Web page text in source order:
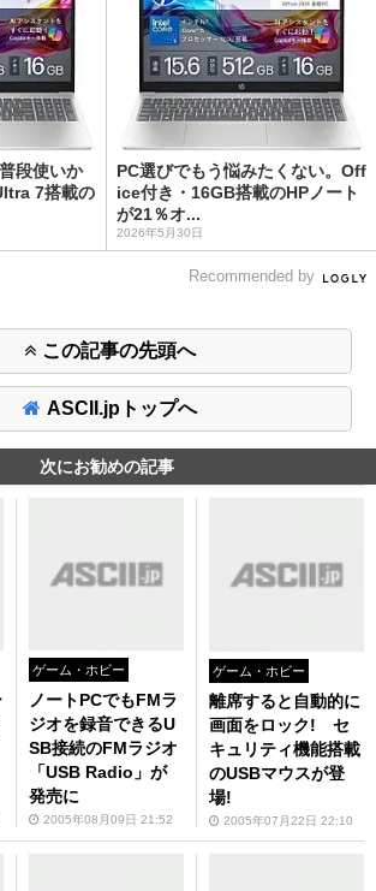
段使いか
7搭載の
PC選びでもう悩みたくない。Off
ice付き・16GB搭載のHPノート
が21％オ...
2026年5月30日
Recommended by
この記事の先頭へ
ASCII.jpトップへ
次にお勧めの記事
ゲーム・ホビー
ノートPCでもFMラ
ジオを録音できるU
SB接続のFMラジオ
「USB Radio」が
発売に
2005年08月09日 21:52
ゲーム・ホビー
離席すると自動的に
画面をロック! セ
キュリティ機能搭載
のUSBマウスが登
場!
2005年07月22日 22:10